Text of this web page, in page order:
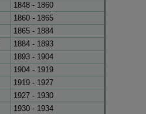
1848 - 1860
1860 - 1865
1865 - 1884
1884 - 1893
1893 - 1904
1904 - 1919
1919 - 1927
1927 - 1930
1930 - 1934